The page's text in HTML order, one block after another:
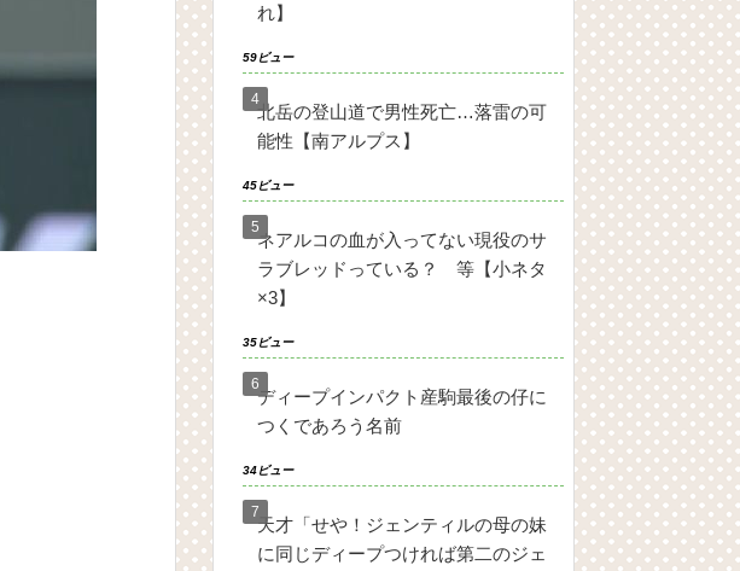
れ】
59ビュー
北岳の登山道で男性死亡…落雷の可
能性【南アルプス】
45ビュー
ネアルコの血が入ってない現役のサ
ラブレッドっている？ 等【小ネタ
×3】
35ビュー
ディープインパクト産駒最後の仔に
つくであろう名前
34ビュー
天才「せや！ジェンティルの母の妹
に同じディープつければ第二のジェ